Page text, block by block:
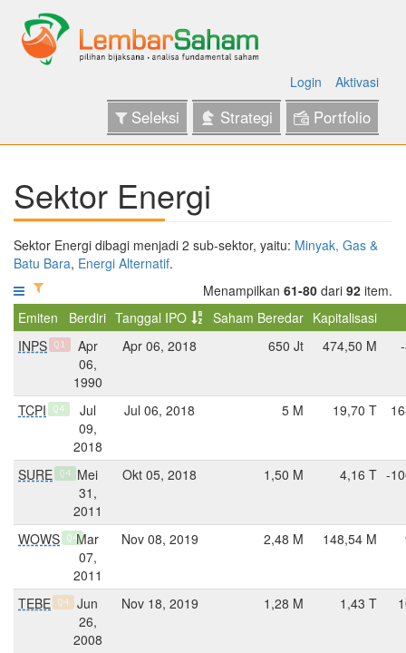
Login Aktivasi
Seleksi Strategi Portfolio
Sektor Energi
Sektor Energi dibagi menjadi 2 sub-sektor, yaitu: Minyak, Gas &
Batu Bara, Energi Alternatif.
Menampilkan 61-80 dari 92 item.
Emiten
Berdiri Tanggal IPO Saham Beredar Kapitalisasi
INPS
Q1
Apr
06,
1990
Apr 06, 2018 650 Jt 474,50 M
TCPI Q4
Jul
09,
2018
Jul 06, 2018 5 M 19,70 T
SURE Q4
Mei
31,
2011
Okt 05, 2018 1,50 M 4,16 T -
WOWS Q4Mar
07,
2011
Nov 08, 2019 2,48 M 148,54 M
TEBE Q4
Jun
26,
2008
Nov 18, 2019 1,28 M 1,43 T